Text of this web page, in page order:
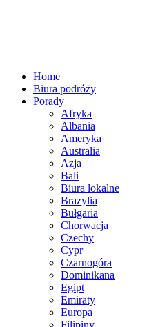
Home
Biura podróży
Porady
Afryka
Albania
Ameryka
Australia
Azja
Bali
Biura lokalne
Brazylia
Bułgaria
Chorwacja
Czechy
Cypr
Czarnogóra
Dominikana
Egipt
Emiraty
Europa
Filipiny